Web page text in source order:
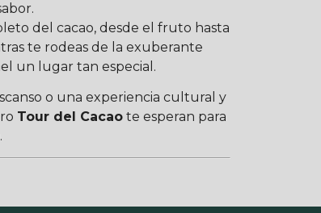
del cacao, desde el fruto hasta
te rodeas de la exuberante
un lugar tan especial.
o una experiencia cultural y
Tour del Cacao te esperan para